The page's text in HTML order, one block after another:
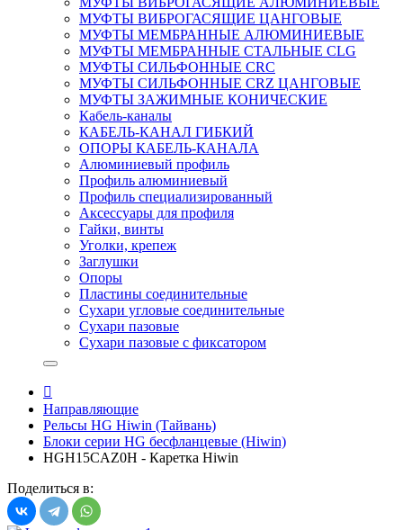
МУФТЫ ВИБРОГАСЯЩИЕ ЦАНГОВЫЕ
МУФТЫ МЕМБРАННЫЕ АЛЮМИНИЕВЫЕ
МУФТЫ МЕМБРАННЫЕ СТАЛЬНЫЕ CLG
МУФТЫ СИЛЬФОННЫЕ CRC
МУФТЫ СИЛЬФОННЫЕ CRZ ЦАНГОВЫЕ
МУФТЫ ЗАЖИМНЫЕ КОНИЧЕСКИЕ
Кабель-каналы
КАБЕЛЬ-КАНАЛ ГИБКИЙ
ОПОРЫ КАБЕЛЬ-КАНАЛА
Алюминиевый профиль
Профиль алюминиевый
Профиль специализированный
Аксессуары для профиля
Гайки, винты
Уголки, крепеж
Заглушки
Опоры
Пластины соединительные
Сухари угловые соединительные
Сухари пазовые
Сухари пазовые с фиксатором

Направляющие
Рельсы HG Hiwin (Тайвань)
Блоки серии HG бесфланцевые (Hiwin)
HGH15CAZ0H - Каретка Hiwin
Поделиться в: